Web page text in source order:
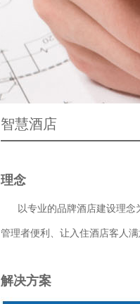
智慧酒店
理念
以专业的品牌酒店建设理念
管理者便利、让入住酒店客人
解决方案